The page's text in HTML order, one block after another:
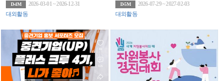
D-4M
2026-03-01 ~ 2026-12-31
대외활동
D-5M
2026-07-29 ~ 2027-02-03
대외활동